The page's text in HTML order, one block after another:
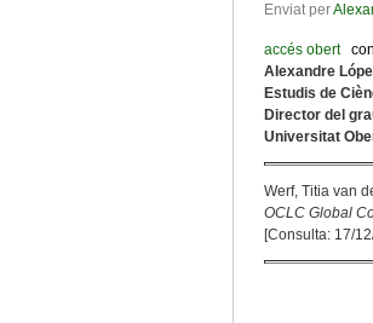
Enviat per
accés obert
Alexandre
Estudis de
Director del
Universitat
Werf, Titia van
OCLC Global
[Consulta: 17/